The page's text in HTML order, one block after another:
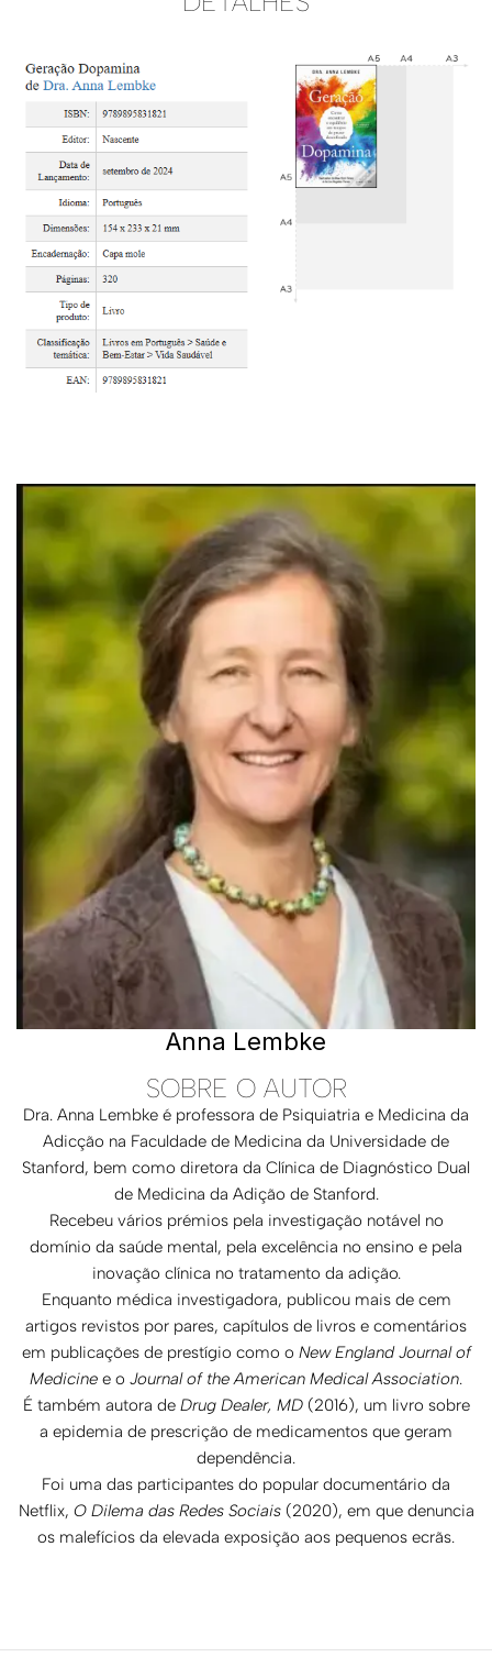
Anna Lembke
SOBRE O AUTOR
Dra. Anna Lembke é professora de Psiquiatria e Medicina da
Adicção na Faculdade de Medicina da Universidade de
Stanford, bem como diretora da Clínica de Diagnóstico Dual
de Medicina da Adição de Stanford.
Recebeu vários prémios pela investigação notável no
domínio da saúde mental, pela excelência no ensino e pela
inovação clínica no tratamento da adição.
Enquanto médica investigadora, publicou mais de cem
artigos revistos por pares, capítulos de livros e comentários
em publicações de prestígio como o New England Journal of
Medicine e o Journal of the American Medical Association.
É também autora de Drug Dealer, MD(2016), um livro sobre
a epidemia de prescrição de medicamentos que geram
dependência.
Foi uma das participantes do popular documentário da
Netflix, O Dilema das Redes Sociais(2020), em que denuncia
os malefícios da elevada exposição aos pequenos ecrãs.